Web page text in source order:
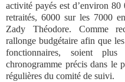
activité payés est d’environ
retraités, 6000 sur les 7000
Zady Théodore. Comme
rallonge budgétaire afin que
fonctionnaires, soient
chronogramme précis dans le
régulières du comité de suivi.